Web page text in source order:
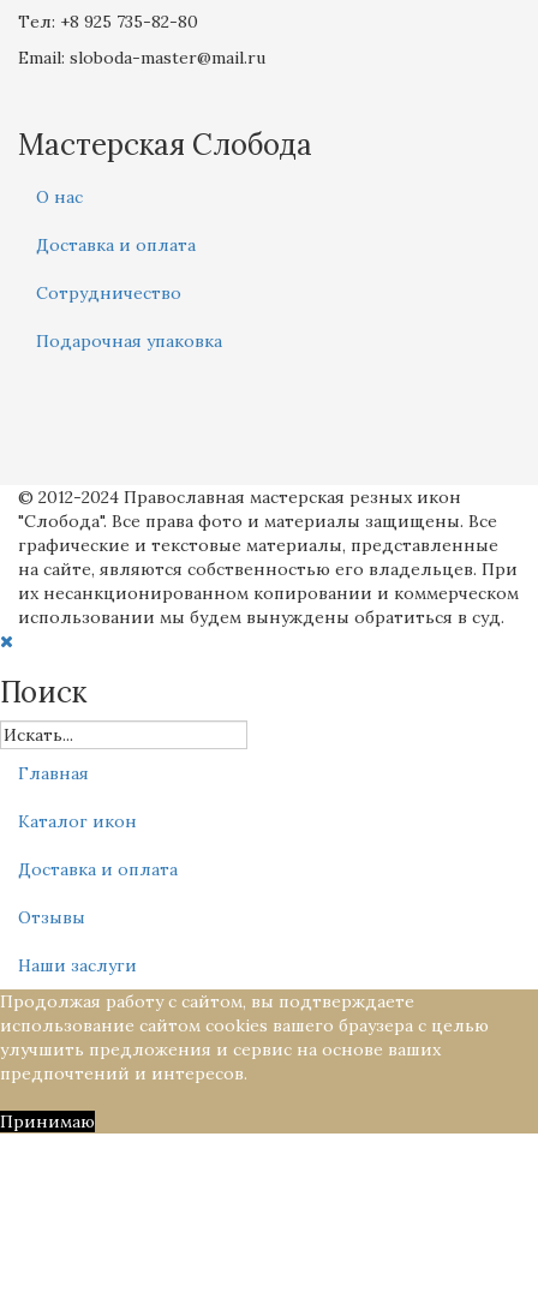
Tел: +8 925 735-82-80
Email: sloboda-master@mail.ru
Мастерская Слобода
О нас
Доставка и оплата
Сотрудничество
Подарочная упаковка
© 2012-2024 Православная мастерская резных икон
"Слобода". Все права фото и материалы защищены. Все
графические и текстовые материалы, представленные
на сайте, являются собственностью его владельцев. При
их несанкционированном копировании и коммерческом
использовании мы будем вынуждены обратиться в суд.
Поиск
Главная
Каталог икон
Доставка и оплата
Отзывы
Наши заслуги
Продолжая работу с сайтом, вы подтверждаете
использование сайтом cookies вашего браузера с целью
улучшить предложения и сервис на основе ваших
предпочтений и интересов.
Принимаю